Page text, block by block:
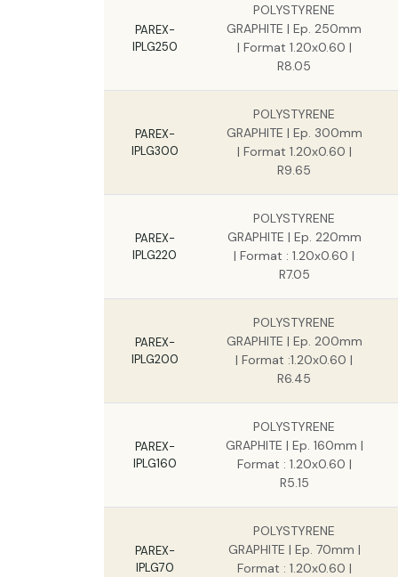
PAREX-
IPLG250
POLYSTYRENE
GRAPHITE | Ep. 250mm
| Format 1.20x0.60 |
R8.05
PAREX-
IPLG300
POLYSTYRENE
GRAPHITE | Ep. 300mm
| Format 1.20x0.60 |
R9.65
PAREX-
IPLG220
POLYSTYRENE
GRAPHITE | Ep. 220mm
| Format : 1.20x0.60 |
R7.05
PAREX-
IPLG200
POLYSTYRENE
GRAPHITE | Ep. 200mm
| Format :1.20x0.60 |
R6.45
PAREX-
IPLG160
POLYSTYRENE
GRAPHITE | Ep. 160mm |
Format : 1.20x0.60 |
R5.15
PAREX-
IPLG70
POLYSTYRENE
GRAPHITE | Ep. 70mm |
Format : 1.20x0.60 |